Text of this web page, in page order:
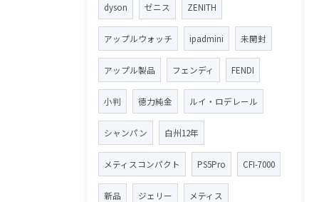
dyson ゼニス ZENITH
アップルウォッチ ipadmini 未開封
アップル製品 フェンディ FENDI
小判 徳力純金 ルイ・ロデレール
シャンパン 白州12年
メティスコンパクト PS5Pro CFI-7000
新品 ジェリー メティス